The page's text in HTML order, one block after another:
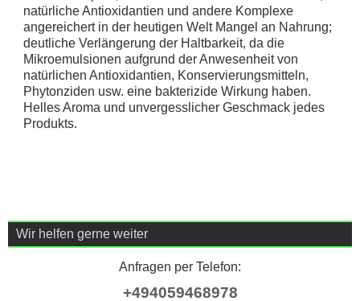
natürliche Antioxidantien und andere Komplexe
angereichert in der heutigen Welt Mangel an Nahrung;
deutliche Verlängerung der Haltbarkeit, da die
Mikroemulsionen aufgrund der Anwesenheit von
natürlichen Antioxidantien, Konservierungsmitteln,
Phytonziden usw. eine bakterizide Wirkung haben.
Helles Aroma und unvergesslicher Geschmack jedes
Produkts.
Wir helfen gerne weiter
Anfragen per Telefon:
+494059468978